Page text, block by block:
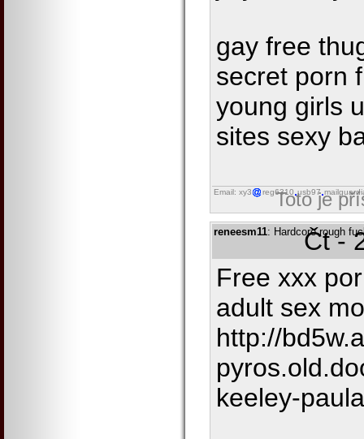
gay free
secret porn
young girls
sites sexy
Email: xy3 reg6310 usb97
Toto je
reneesm11: Hardcore rough
Čt -
Free xxx
adult sex
http://
keeley-paula